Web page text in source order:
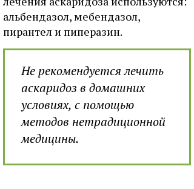
альбендазол, мебендазол,
пирантел и пиперазин.
Не рекомендуется лечить
аскаридоз в домашних
условиях, с помощью
методов нетрадиционной
медицины.